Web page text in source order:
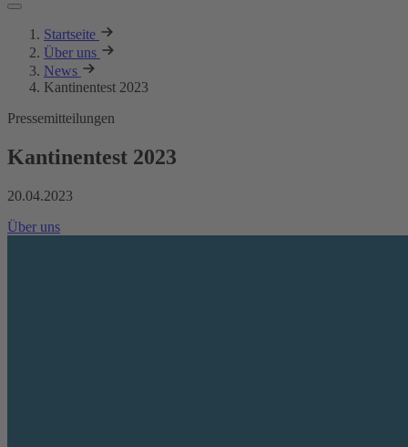
Startseite
Über uns
News
Kantinentest 2023
Pressemitteilungen
Kantinentest 2023
20.04.2023
Über uns